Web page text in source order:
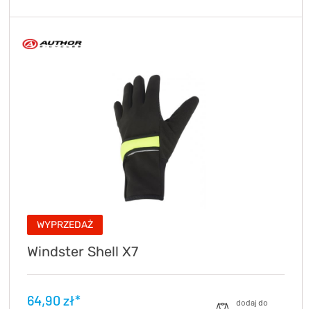
WYPRZEDAŻ
Windster Shell X7
64,90 zł*